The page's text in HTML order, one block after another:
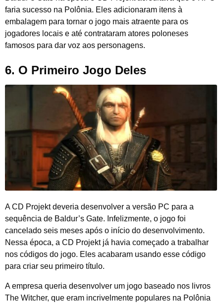
faria sucesso na Polônia. Eles adicionaram itens à
embalagem para tornar o jogo mais atraente para os
jogadores locais e até contrataram atores poloneses
famosos para dar voz aos personagens.
6. O Primeiro Jogo Deles
A CD Projekt deveria desenvolver a versão PC para a
sequência de Baldur’s Gate. Infelizmente, o jogo foi
cancelado seis meses após o início do desenvolvimento.
Nessa época, a CD Projekt já havia começado a trabalhar
nos códigos do jogo. Eles acabaram usando esse código
para criar seu primeiro título.
A empresa queria desenvolver um jogo baseado nos livros
The Witcher, que eram incrivelmente populares na Polônia